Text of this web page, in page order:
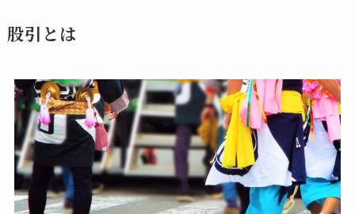
股引とは